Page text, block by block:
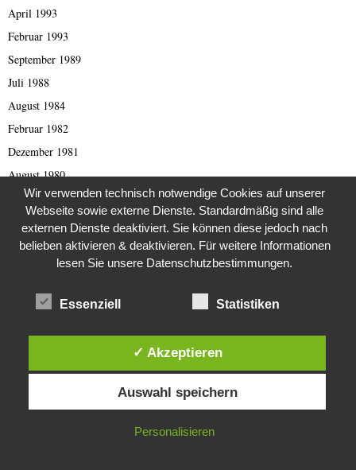
April 1993
Februar 1993
September 1989
Juli 1988
August 1984
Februar 1982
Dezember 1981
August 1980
KATEGORIEN
2000er Jahre
Afghanistan
Diese Website verwendet Cookies. Durch die weitere Nutzung dieser
Website stimmst du der Verwendung von Cookies zu.
IN ORDNUNG
Wir verwenden technisch notwendige Cookies auf unserer
Webseite sowie externe Dienste. Standardmäßig sind alle
externen Dienste deaktiviert. Sie können diese jedoch nach
belieben aktivieren & deaktivieren. Für weitere Informationen
lesen Sie unsere Datenschutzbestimmungen.
Essenziell Statistiken
✓ Akzeptieren
Auswahl speichern
Personalisieren